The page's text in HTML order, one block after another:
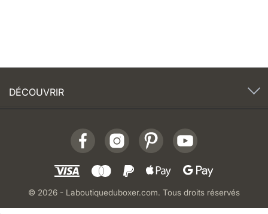
DÉCOUVRIR
© 2026 - Laboutiqueduboxer.com. Tous droits réservés